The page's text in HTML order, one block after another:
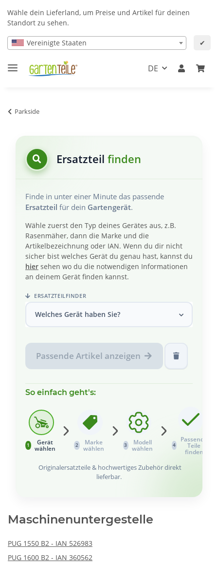
Wähle dein Lieferland, um Preise und Artikel für deinen
Standort zu sehen.
Vereinigte Staaten ✔
DE
Parkside
Ersatzteil finden
Finde in unter einer Minute das passende
Ersatzteil für dein Gartengerät.
Wähle zuerst den Typ deines Gerätes aus, z.B.
Rasenmäher, dann die Marke und die
Artikelbezeichnung oder IAN. Wenn du dir nicht
sicher bist welches Gerät du genau hast, kannst du
hier sehen wo du die notwendigen Informationen
an deinem Gerät finden kannst.
ERSATZTEILFINDER
Welches Gerät haben Sie?
Passende Artikel anzeigen
So einfach geht's:
1
Gerät
wählen
2
Marke
wählen
3
Modell
wählen
4
Passende
Teile
finden
Originalersatzteile & hochwertiges Zubehör direkt
lieferbar.
Maschinenuntergestelle
PUG 1550 B2 - IAN 526983
PUG 1600 B2 - IAN 360562